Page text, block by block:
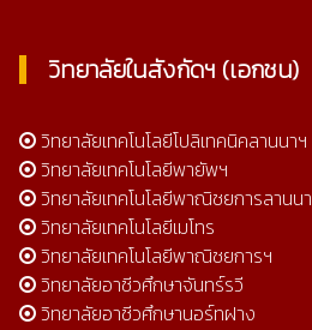
วิทยาลัยในสังกัดฯ (เอกชน)
วิทยาลัยเทคโนโลยีโปลิเทคนิคลานนาฯ
วิทยาลัยเทคโนโลยีพายัพฯ
วิทยาลัยเทคโนโลยีพาณิชยการลานนา
วิทยาลัยเทคโนโลยีเมโทร
วิทยาลัยเทคโนโลยีพาณิชยการฯ
วิทยาลัยอาชีวศึกษาจันทร์รวี
วิทยาลัยอาชีวศึกษานอร์ทฝาง